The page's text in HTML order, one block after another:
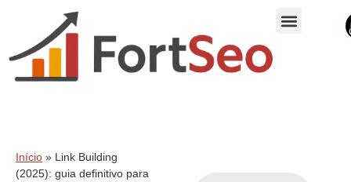
Início » Link Building
(2025): guia definitivo para